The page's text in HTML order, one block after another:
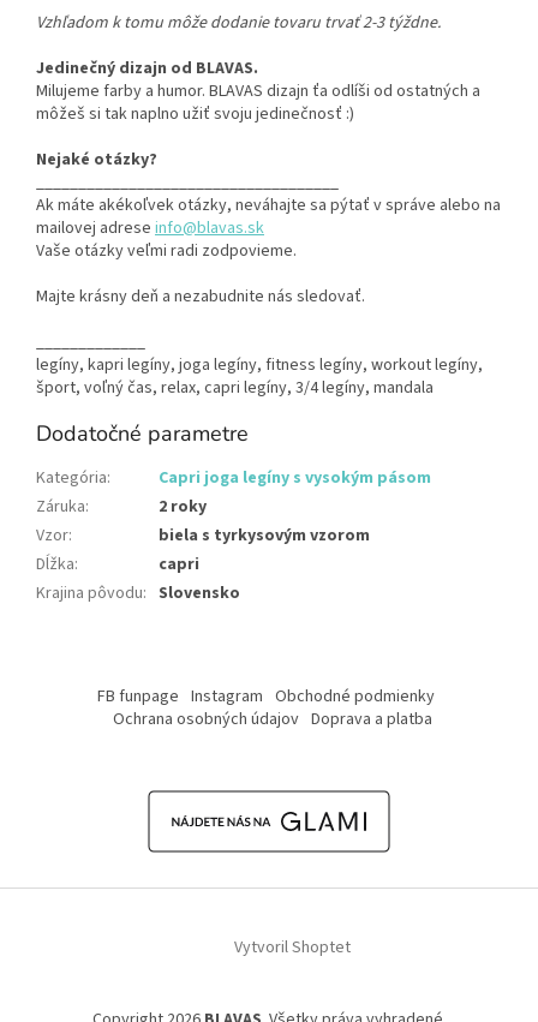
Vzhľadom k tomu môže dodanie tovaru trvať 2-3 týždne.
Jedinečný dizajn od BLAVAS.
Milujeme farby a humor. BLAVAS dizajn ťa odlíši od ostatných a
môžeš si tak naplno užiť svoju jedinečnosť :)
Nejaké otázky?
Ak máte akékoľvek otázky, neváhajte sa pýtať v správe alebo na
mailovej adrese info@blavas.sk
Vaše otázky veľmi radi zodpovieme.
Majte krásny deň a nezabudnite nás sledovať.
legíny, kapri legíny, joga legíny, fitness legíny, workout legíny,
šport, voľný čas, relax, capri legíny, 3/4 legíny, mandala
Dodatočné parametre
Kategória:
Capri joga legíny s vysokým pásom
Záruka:
2 roky
Vzor:
biela s tyrkysovým vzorom
Dĺžka:
capri
Krajina pôvodu: Slovensko
FB funpage Instagram Obchodné podmienky
Ochrana osobných údajov Doprava a platba
Vytvoril Shoptet